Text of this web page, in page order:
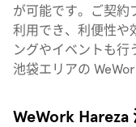
が可能です。ご契約
利用でき、利便性や
ングやイベントも行
池袋エリアの
WeWork Hareza